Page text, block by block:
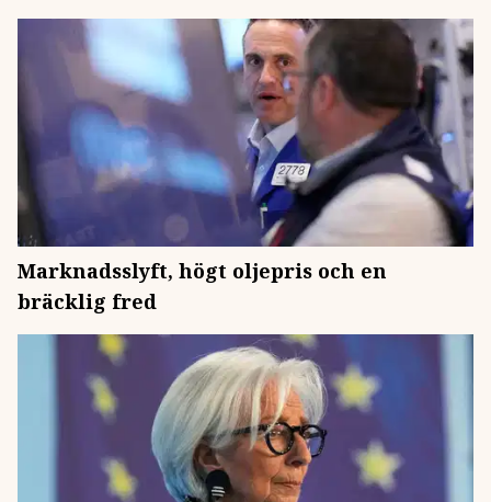
Marknadsslyft, högt oljepris och en
bräcklig fred